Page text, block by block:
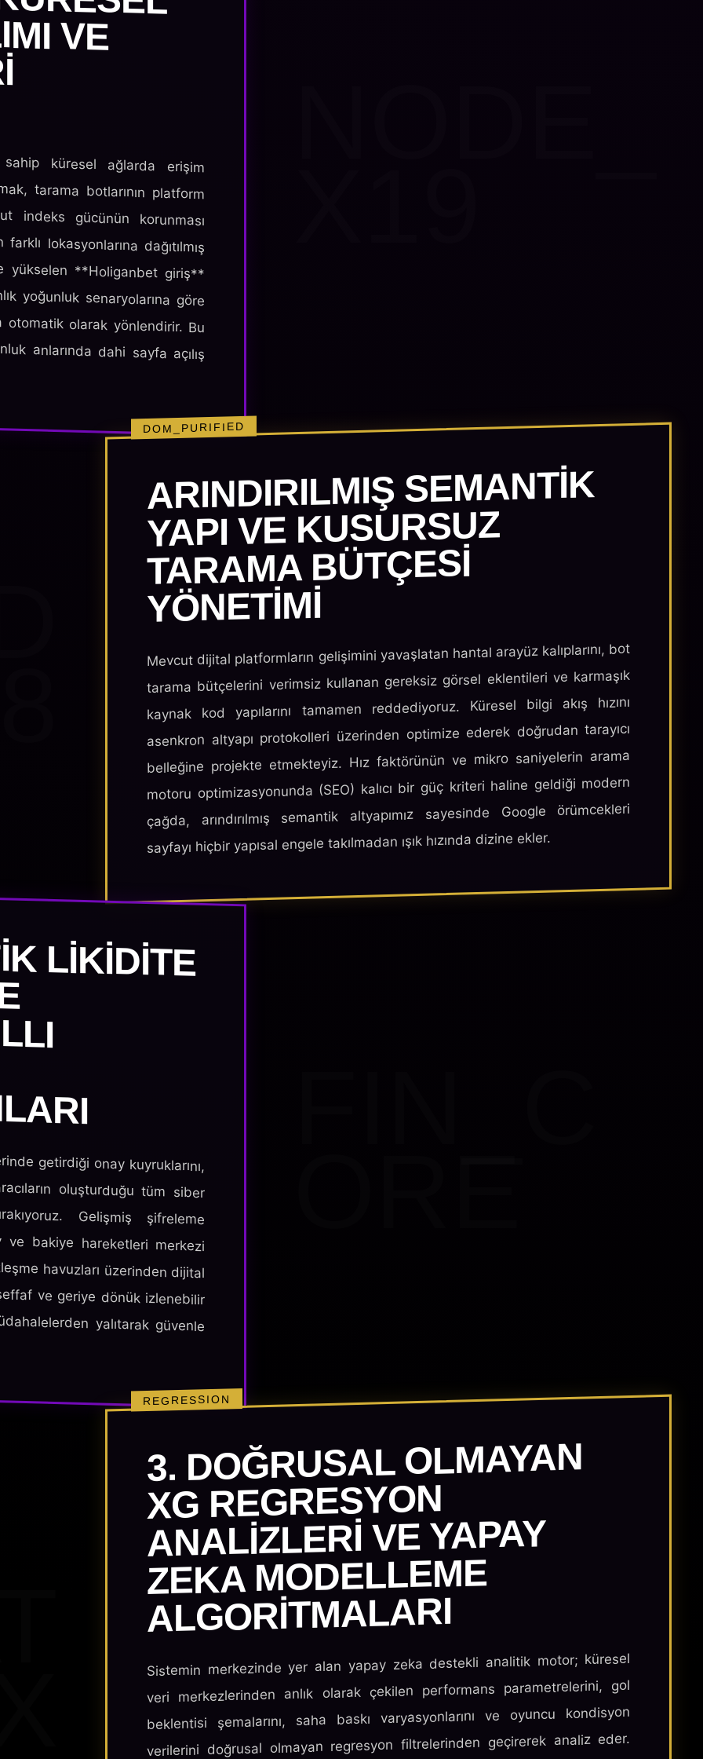
küresel ağlarda erişim
tarama botlarının platform
indeks gücünün korunması
lokasyonlarına dağıtılmış
yükselen **Holiganbet giriş**
yoğunluk senaryolarına göre
olarak yönlendirir. Bu
anlarında dahi sayfa açılış
DOM_PURIFIED
ARINDIRILMIŞ SEMANTIK
YAPI VE KUSURSUZ
TARAMA BÜTÇESI
YÖNETIMI
Mevcut dijital platformların gelişimini yavaşlatan hantal arayüz kalıplarını, bot
tarama bütçelerini verimsiz kullanan gereksiz görsel eklentileri ve karmaşık
kaynak kod yapılarını tamamen reddediyoruz. Küresel bilgi akış hızını
asenkron altyapı protokolleri üzerinden optimize ederek doğrudan tarayıcı
belleğine projekte etmekteyiz. Hız faktörünün ve mikro saniyelerin arama
motoru optimizasyonunda (SEO) kalıcı bir güç kriteri haline geldiği modern
çağda, arındırılmış semantik altyapımız sayesinde Google örümcekleri
sayfayı hiçbir yapısal engele takılmadan ışık hızında dizine ekler.
LIKIDITE
VE
AKILLI
getirdiği onay kuyruklarını,
oluşturduğu tüm siber
Gelişmiş şifreleme
ve bakiye hareketleri merkezi
havuzları üzerinden dijital
ve geriye dönük izlenebilir
yalıtarak güvenle
REGRESSION
3. DOĞRUSAL OLMAYAN
XG REGRESYON
ANALIZLERI VE YAPAY
ZEKA MODELLEME
ALGORITMALARI
Sistemin merkezinde yer alan yapay zeka destekli analitik motor; küresel
veri merkezlerinden anlık olarak çekilen performans parametrelerini, gol
beklentisi şemalarını, saha baskı varyasyonlarını ve oyuncu kondisyon
verilerini doğrusal olmayan regresyon filtrelerinden geçirerek analiz eder.